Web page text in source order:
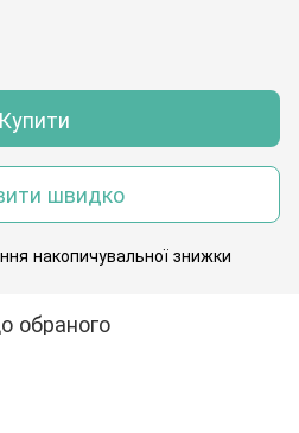
Купити
швидко
накопичувальної знижки
обраного